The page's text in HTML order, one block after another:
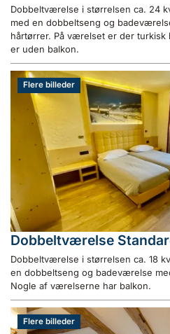
Dobbeltværelse i størrelsen ca. 24
med en dobbeltseng og
hårtørrer. På værelset er der
er uden balkon.
Flere billeder
Dobbeltværelse
Dobbeltværelse i størrelsen ca. 18
en dobbeltseng og badeværelse
Nogle af værelserne har balkon.
Flere billeder